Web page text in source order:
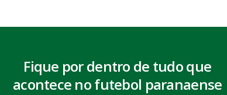
Fique por dentro de tudo que
acontece no futebol paranaense